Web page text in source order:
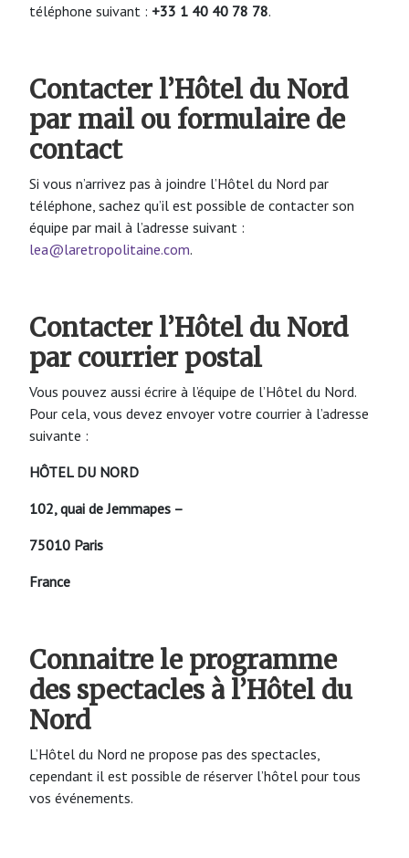
téléphone suivant : +33 1 40 40 78 78.
Contacter l’Hôtel du Nord
par mail ou formulaire de
contact
Si vous n’arrivez pas à joindre l’Hôtel du Nord par
téléphone, sachez qu’il est possible de contacter son
équipe par mail à l’adresse suivant :
lea@laretropolitaine.com.
Contacter l’Hôtel du Nord
par courrier postal
Vous pouvez aussi écrire à l’équipe de l’Hôtel du Nord.
Pour cela, vous devez envoyer votre courrier à l’adresse
suivante :
HÔTEL DU NORD
102, quai de Jemmapes –
75010 Paris
France
Connaitre le programme
des spectacles à l’Hôtel du
Nord
L’Hôtel du Nord ne propose pas des spectacles,
cependant il est possible de réserver l’hôtel pour tous
vos événements.